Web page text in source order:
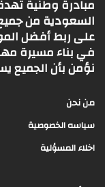
مبادرة وطنية
السعودية من
على ربط أفضل
في بناء مسيرة
نؤمن بأن الجميع
من نحن
سياسه الخصوصية
اخلاء المسؤلية